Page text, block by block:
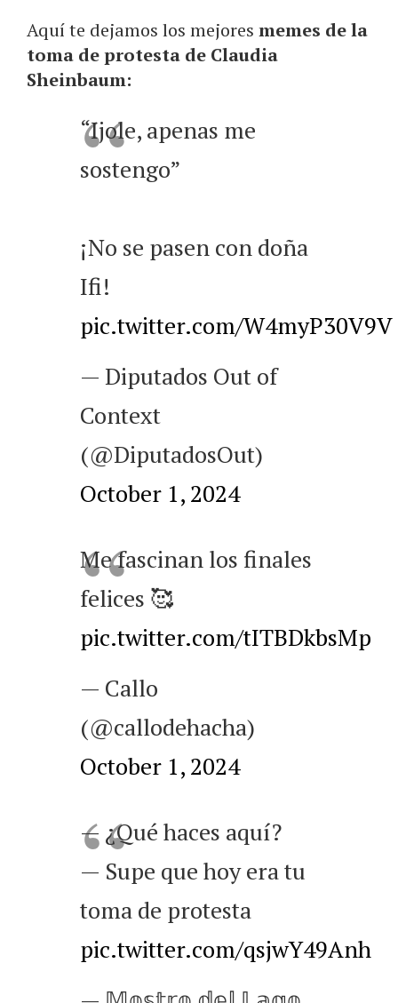
Aquí te dejamos los mejores memes de la
toma de protesta de Claudia
Sheinbaum:
“Ijole, apenas me
sostengo”
¡No se pasen con doña
Ifi!
pic.twitter.com/W4myP30V9V
— Diputados Out of
Context
(@DiputadosOut)
October 1, 2024
Me fascinan los finales
felices 🥰
pic.twitter.com/tITBDkbsMp
— Callo
(@callodehacha)
October 1, 2024
— ¿Qué haces aquí?
— Supe que hoy era tu
toma de protesta
pic.twitter.com/qsjwY49Anh